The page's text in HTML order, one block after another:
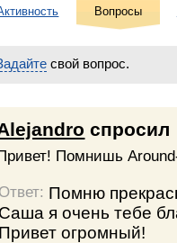
Вопросы
свой вопрос.
спросил
Привет! Помнишь
Ответ: Помню
Саша я очень тебе
Привет огромный!